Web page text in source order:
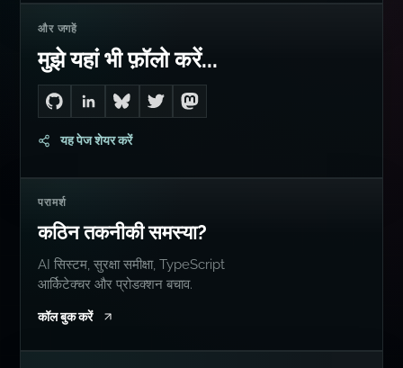
और जगहें
मुझे यहां भी फ़ॉलो करें...
Go to Dan's GitHub
Connect with me on LinkedIn
Follow me on Bluesky
Follow me on Twitter
Follow me on Mastodon
यह पेज शेयर करें
परामर्श
कठिन तकनीकी समस्या?
AI सिस्टम, सुरक्षा समीक्षा, TypeScript
आर्किटेक्चर और प्रोडक्शन बचाव.
कॉल बुक करें